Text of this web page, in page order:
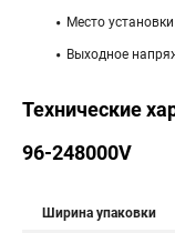
Место
Выходное
Технические
96-248000V
Ширина упаковки